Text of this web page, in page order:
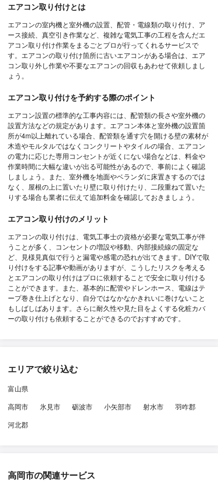
エアコン取り付けとは
エアコンの室内機と室外機の設置、配管・電線類の取り付け、ア
ース接続、真空引き作業など、複雑な電気工事の工程を含んだエ
アコン取り付け作業をまるごとプロが行ってくれるサービスで
す。エアコンの取り付け箇所に古いエアコンがある場合は、エア
コン取り外し作業や不要なエアコンの回収もあわせて依頼しまし
ょう。
エアコン取り付けを予約する際のポイント
エアコン設置の標準的な工事内容には、配管類の長さや室外機の
設置方法などの規定があります。エアコン本体と室外機の設置箇
所が4m以上離れている場合、配管類を通す穴を開ける壁の素材が
木造やモルタルではなくコンクリートやタイルの場合、エアコン
の電力に応じた専用コンセントが近くにない場合などは、料金や
作業時間に大幅な違いが出る可能性があるので、事前によく確認
しましょう。また、室外機を地面やベランダに床置きするのでは
なく、屋根の上に置いたり壁に取り付けたり、二段重ねて置いた
りする場合も業者に伝えて追加料金を確認しておきましょう。
エアコン取り付けのメリット
エアコンの取り付けは、電気工事士の資格が必要な電気工事が伴
うことが多く、コンセントの増設や移動、内部接続線の固定な
ど、見様見真似で行うと漏電や感電の恐れが出てきます。DIYで取
り付けをする記事や動画がありますが、こうしたリスクを考える
とエアコンの取り付けはプロに依頼することで安全に取り付ける
ことができます。また、基本的に配管やドレンホース、電線はテ
ープ巻き仕上げとなり、自分ではなかなかきれいに巻けないこと
もしばしばあります。さらに耐久性や見た目をよくする化粧カバ
ーの取り付けも依頼することができるのでおすすめです。
エリアで絞り込む
富山県
高岡市
氷見市 砺波市 小矢部市 射水市
羽咋郡
河北郡
高岡市の関連サービス